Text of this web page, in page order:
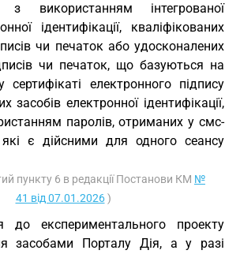
з використанням інтегрованої
ідентифікації, кваліфікованих
чи печаток або удосконалених
чи печаток, що базуються на
сертифікаті електронного підпису
засобів електронної ідентифікації,
паролів, отриманих у смс-
які є дійсними для одного сеансу
пункту 6 в редакції Постанови КМ №
41 від 07.01.2026)
до експериментального проекту
засобами Порталу Дія, а у разі